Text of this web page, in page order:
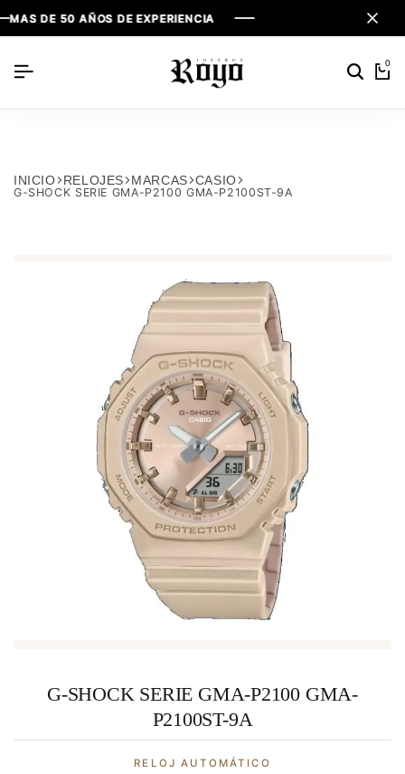
50 AÑOS DE EXPERIENCIA
50 AÑOS DE EXPERIENCIA
50 AÑOS DE EXPERIENCIA
0
INICIO RELOJES MARCAS CASIO
G-SHOCK SERIE GMA-P2100 GMA-P2100ST-9A
G-SHOCK SERIE GMA-P2100 GMA-
P2100ST-9A
RELOJ AUTOMÁTICO